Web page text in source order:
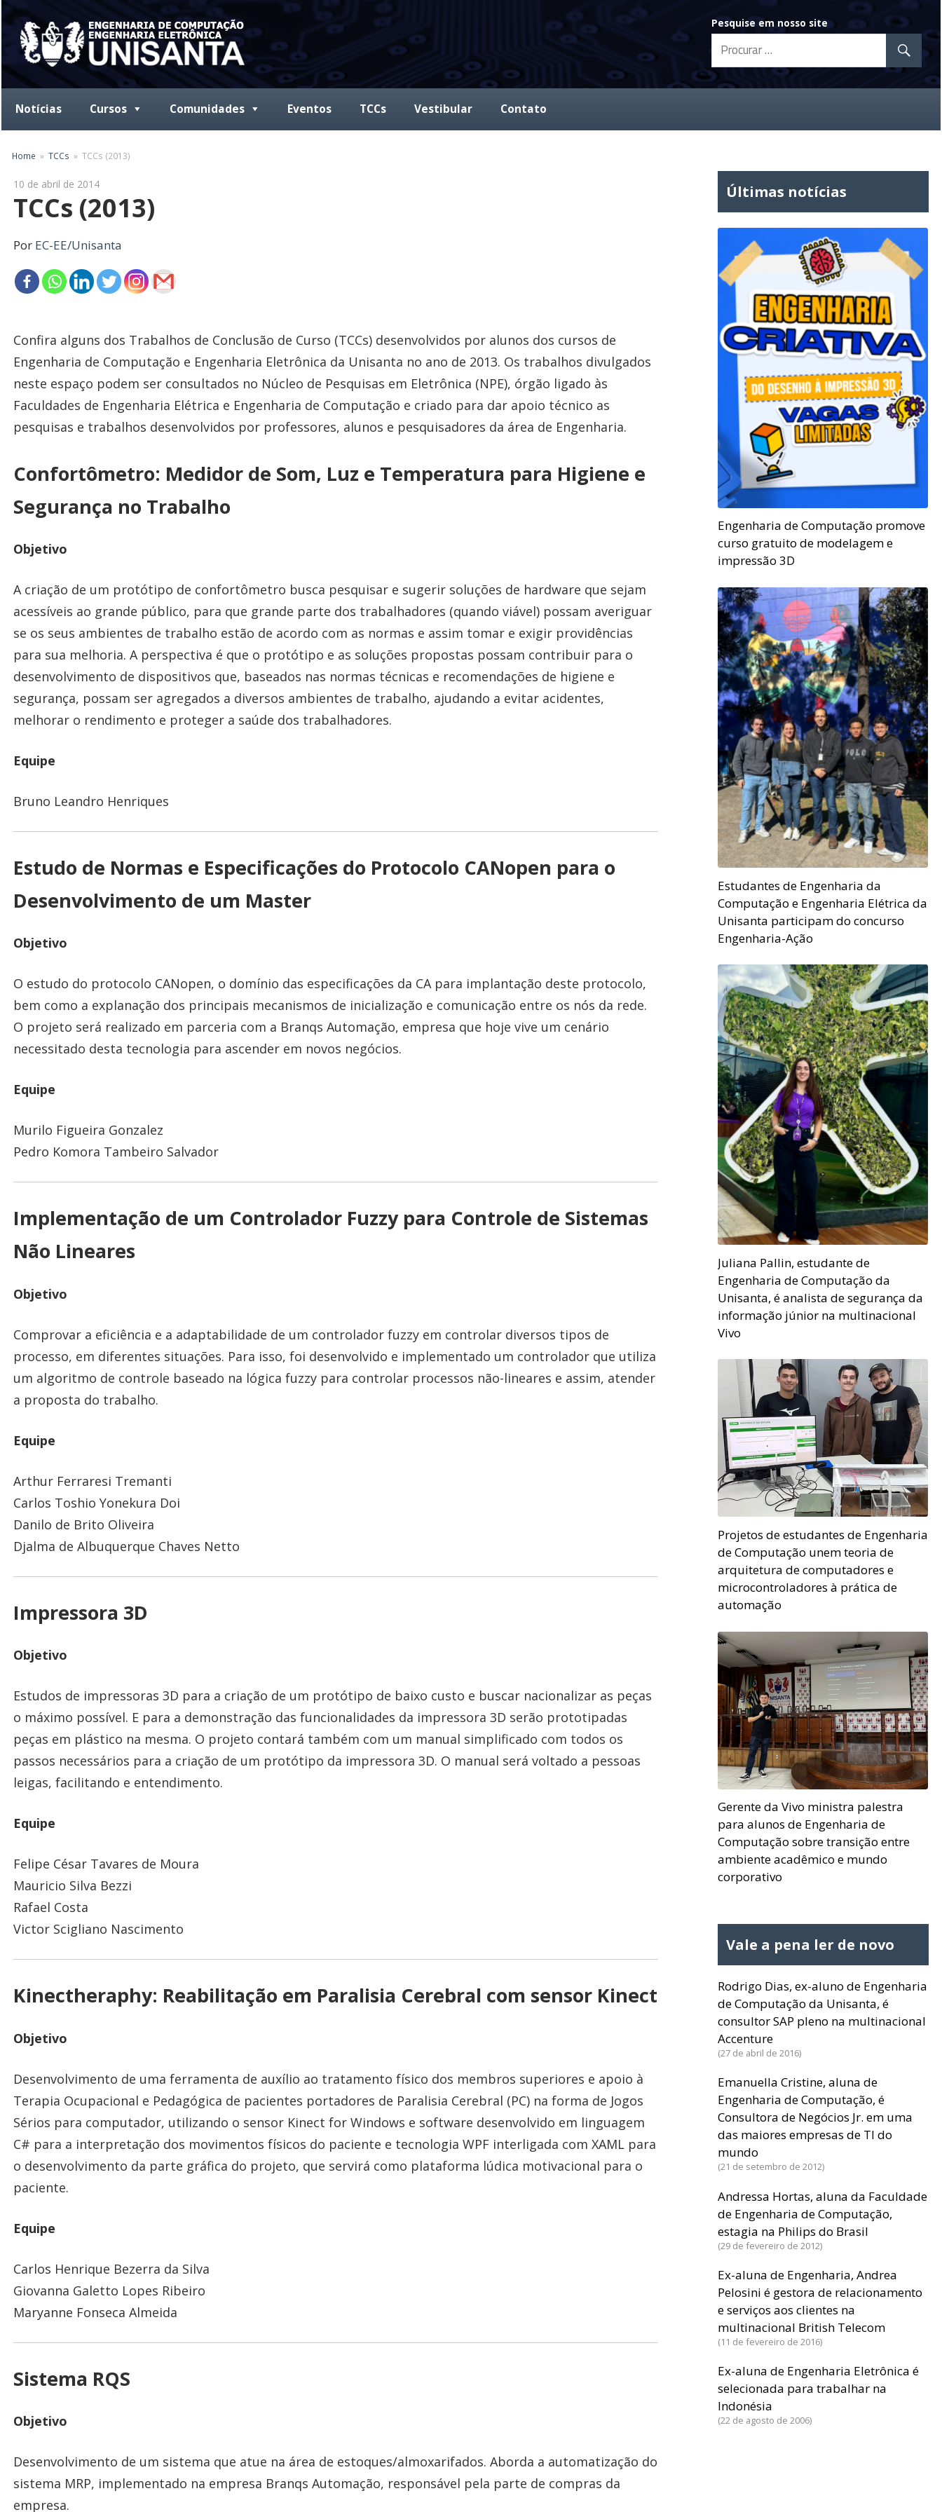
Skip
to
content
Pesquise em nosso site
Notícias Cursos Comunidades Eventos TCCs Vestibular Contato
Home TCCs TCCs (2013)
10 de abril de 2014
TCCs (2013)
Por EC-EE/Unisanta
Confira alguns dos Trabalhos de Conclusão de Curso (TCCs) desenvolvidos por alunos dos cursos de
Engenharia de Computação e Engenharia Eletrônica da Unisanta no ano de 2013. Os trabalhos divulgados
neste espaço podem ser consultados no Núcleo de Pesquisas em Eletrônica (NPE), órgão ligado às
Faculdades de Engenharia Elétrica e Engenharia de Computação e criado para dar apoio técnico as
pesquisas e trabalhos desenvolvidos por professores, alunos e pesquisadores da área de Engenharia.
Confortômetro: Medidor de Som, Luz e Temperatura para Higiene e
Segurança no Trabalho
Objetivo
A criação de um protótipo de confortômetro busca pesquisar e sugerir soluções de hardware que sejam
acessíveis ao grande público, para que grande parte dos trabalhadores (quando viável) possam averiguar
se os seus ambientes de trabalho estão de acordo com as normas e assim tomar e exigir providências
para sua melhoria. A perspectiva é que o protótipo e as soluções propostas possam contribuir para o
desenvolvimento de dispositivos que, baseados nas normas técnicas e recomendações de higiene e
segurança, possam ser agregados a diversos ambientes de trabalho, ajudando a evitar acidentes,
melhorar o rendimento e proteger a saúde dos trabalhadores.
Equipe
Bruno Leandro Henriques
Estudo de Normas e Especificações do Protocolo CANopen para o
Desenvolvimento de um Master
Objetivo
O estudo do protocolo CANopen, o domínio das especificações da CA para implantação deste protocolo,
bem como a explanação dos principais mecanismos de inicialização e comunicação entre os nós da rede.
O projeto será realizado em parceria com a Branqs Automação, empresa que hoje vive um cenário
necessitado desta tecnologia para ascender em novos negócios.
Equipe
Murilo Figueira Gonzalez
Pedro Komora Tambeiro Salvador
Implementação de um Controlador Fuzzy para Controle de Sistemas
Não Lineares
Objetivo
Comprovar a eficiência e a adaptabilidade de um controlador fuzzy em controlar diversos tipos de
processo, em diferentes situações. Para isso, foi desenvolvido e implementado um controlador que utiliza
um algoritmo de controle baseado na lógica fuzzy para controlar processos não-lineares e assim, atender
a proposta do trabalho.
Equipe
Arthur Ferraresi Tremanti
Carlos Toshio Yonekura Doi
Danilo de Brito Oliveira
Djalma de Albuquerque Chaves Netto
Impressora 3D
Objetivo
Estudos de impressoras 3D para a criação de um protótipo de baixo custo e buscar nacionalizar as peças
o máximo possível. E para a demonstração das funcionalidades da impressora 3D serão prototipadas
peças em plástico na mesma. O projeto contará também com um manual simplificado com todos os
passos necessários para a criação de um protótipo da impressora 3D. O manual será voltado a pessoas
leigas, facilitando e entendimento.
Equipe
Felipe César Tavares de Moura
Mauricio Silva Bezzi
Rafael Costa
Victor Scigliano Nascimento
Kinectheraphy: Reabilitação em Paralisia Cerebral com sensor Kinect
Objetivo
Desenvolvimento de uma ferramenta de auxílio ao tratamento físico dos membros superiores e apoio à
Terapia Ocupacional e Pedagógica de pacientes portadores de Paralisia Cerebral (PC) na forma de Jogos
Sérios para computador, utilizando o sensor Kinect for Windows e software desenvolvido em linguagem
C# para a interpretação dos movimentos físicos do paciente e tecnologia WPF interligada com XAML para
o desenvolvimento da parte gráfica do projeto, que servirá como plataforma lúdica motivacional para o
paciente.
Equipe
Carlos Henrique Bezerra da Silva
Giovanna Galetto Lopes Ribeiro
Maryanne Fonseca Almeida
Sistema RQS
Objetivo
Desenvolvimento de um sistema que atue na área de estoques/almoxarifados. Aborda a automatização do
sistema MRP, implementado na empresa Branqs Automação, responsável pela parte de compras da
empresa.
Últimas notícias
Engenharia de Computação promove
curso gratuito de modelagem e
impressão 3D
Estudantes de Engenharia da
Computação e Engenharia Elétrica da
Unisanta participam do concurso
Engenharia-Ação
Juliana Pallin, estudante de
Engenharia de Computação da
Unisanta, é analista de segurança da
informação júnior na multinacional
Vivo
Projetos de estudantes de Engenharia
de Computação unem teoria de
arquitetura de computadores e
microcontroladores à prática de
automação
Gerente da Vivo ministra palestra
para alunos de Engenharia de
Computação sobre transição entre
ambiente acadêmico e mundo
corporativo
Vale a pena ler de novo
Rodrigo Dias, ex-aluno de Engenharia
de Computação da Unisanta, é
consultor SAP pleno na multinacional
Accenture
27 de abril de 2016
Emanuella Cristine, aluna de
Engenharia de Computação, é
Consultora de Negócios Jr. em uma
das maiores empresas de TI do
mundo
21 de setembro de 2012
Andressa Hortas, aluna da Faculdade
de Engenharia de Computação,
estagia na Philips do Brasil
29 de fevereiro de 2012
Ex-aluna de Engenharia, Andrea
Pelosini é gestora de relacionamento
e serviços aos clientes na
multinacional British Telecom
11 de fevereiro de 2016
Ex-aluna de Engenharia Eletrônica é
selecionada para trabalhar na
Indonésia
22 de agosto de 2006